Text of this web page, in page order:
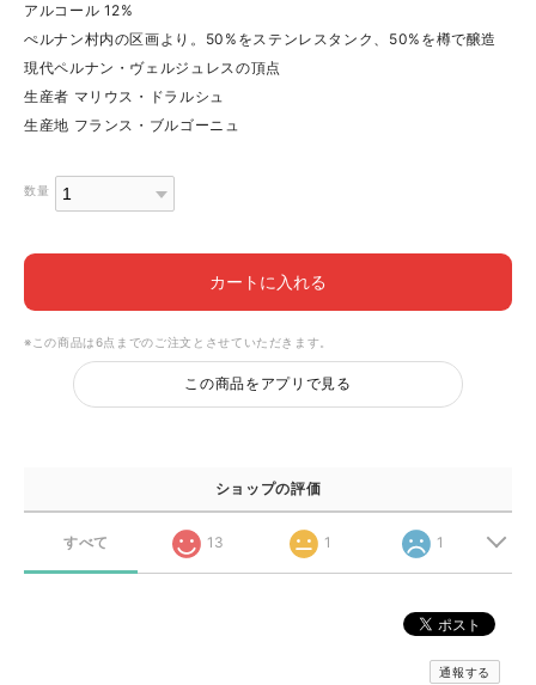
アルコール 12%
ぺルナン村内の区画より。50%をステンレスタンク、50%を樽で醸造
現代ペルナン・ヴェルジュレスの頂点
生産者 マリウス・ドラルシュ
生産地 フランス・ブルゴーニュ
数量
カートに入れる
※この商品は6点までのご注文とさせていただきます。
この商品をアプリで見る
ショップの評価
すべて 13 1 1
通報する